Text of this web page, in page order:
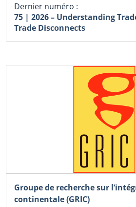
Dernier numéro :
75 | 2026 – Understanding
Trade Disconnects
Groupe de recherche sur
continentale (GRIC)